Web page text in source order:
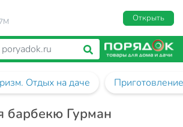
Открыть
Отдых на даче
барбекю Гурман